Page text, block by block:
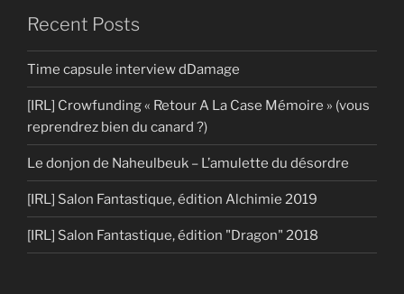
Recent Posts
Time capsule interview dDamage
[IRL] Crowfunding « Retour A La Case Mémoire » (vous
reprendrez bien du canard ?)
Le donjon de Naheulbeuk – L’amulette du désordre
[IRL] Salon Fantastique, édition Alchimie 2019
[IRL] Salon Fantastique, édition "Dragon" 2018